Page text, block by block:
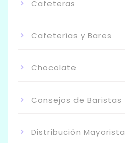
Cafeteras
Cafeterías y Bares
Chocolate
Consejos de Baristas
Distribución Mayorista